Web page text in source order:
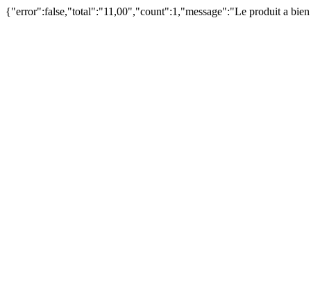
{"error":false,"total":"11,00","count":1,"message":"Le produit a